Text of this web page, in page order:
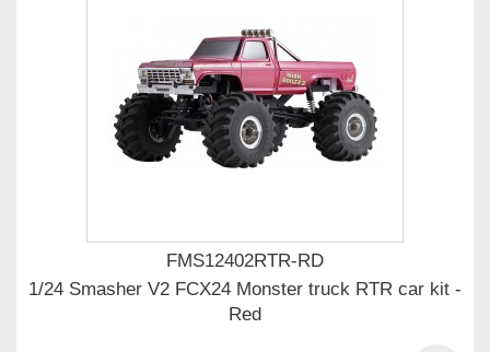
FMS12402RTR-RD
1/24 Smasher V2 FCX24 Monster truck RTR car kit -
Red